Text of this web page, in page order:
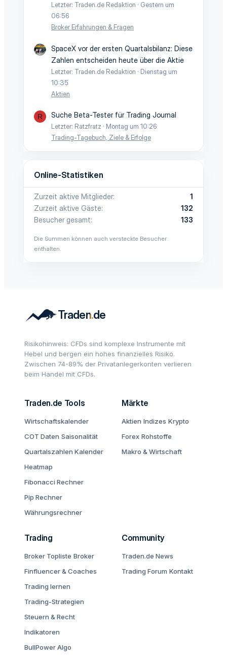
Letzter: Traden.de Redaktion
Gestern um
06:56
Broker Erfahrungen & Fragen
SpaceX vor der ersten Quartalsbilanz: Diese
Zahlen entscheiden heute über die Aktie
Letzter: Traden.de Redaktion
Dienstag um
10:35
Aktien
R Suche Beta-Tester für Trading Journal
Letzter: Ratzfratz
Montag um 10:26
Trading-Tagebuch, Ziele & Erfolge
Online-Statistiken
Zurzeit aktive Mitglieder
1
Zurzeit aktive Gäste
132
Besucher gesamt
133
Die Summen können auch versteckte Besucher
enthalten.
Risikohinweis: CFDs sind komplexe Instrumente mit
Hebel und bergen ein hohes finanzielles Risiko.
Zwischen 74-89% der Privatanlegerkonten verlieren
beim Handel mit CFDs.
Traden.de Tools
Wirtschaftskalender
COT Daten Saisonalität
Quartalszahlen Kalender
Heatmap
Fibonacci Rechner
Pip Rechner
Währungsrechner
Märkte
Aktien Indizes Krypto
Forex Rohstoffe
Makro & Wirtschaft
Trading
Broker Topliste Broker
Finfluencer & Coaches
Trading lernen
Trading-Strategien
Steuern & Recht
Indikatoren
BullPower Algo
Community
Traden.de News
Trading Forum Kontakt